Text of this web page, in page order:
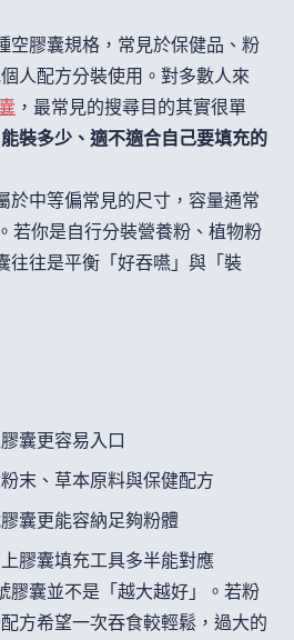
空膠囊規格，常見於保健品、粉
人配方分裝使用。對多數人來
，最常見的搜尋目的其實很單
裝多少、適不適合自己要填充的
於中等偏常見的尺寸，容量通常
若你是自行分裝營養粉、植物粉
往往是平衡「好吞嚥」與「裝
囊更容易入口
粉末、草本原料與保健配方
膠囊更能容納足夠粉體
上膠囊填充工具多半能對應
膠囊並不是「越大越好」。若粉
方希望一次吞食較輕鬆，過大的